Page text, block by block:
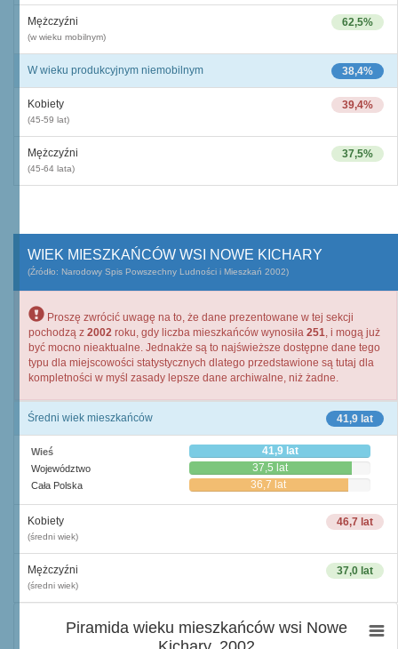
62,5%
Mężczyźni
(w wieku mobilnym)
38,4%
W wieku produkcyjnym niemobilnym
39,4%
Kobiety
(45-59 lat)
37,5%
Mężczyźni
(45-64 lata)
WIEK MIESZKAŃCÓW WSI NOWE KICHARY
(Źródło: Narodowy Spis Powszechny Ludności i Mieszkań 2002)
Proszę zwrócić uwagę na to, że dane prezentowane w tej sekcji
pochodzą z 2002 roku, gdy liczba mieszkańców wynosiła 251, i mogą już
być mocno nieaktualne. Jednakże są to najświeższe dostępne dane tego
typu dla miejscowości statystycznych dlatego przedstawione są tutaj dla
kompletności w myśl zasady lepsze dane archiwalne, niż żadne.
41,9 lat
Średni wiek mieszkańców
Wieś 41,9 lat
Województwo 37,5 lat
Cała Polska 36,7 lat
46,7 lat
Kobiety
(średni wiek)
37,0 lat
Mężczyźni
(średni wiek)
Piramida wieku mieszkańców wsi Nowe